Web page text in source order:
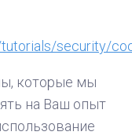
security/
которые мы
на Ваш опыт